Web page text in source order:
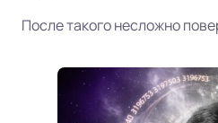
После такого несложно